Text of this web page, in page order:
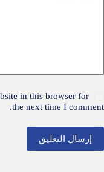
in this browser for
the next time I comment.
إرسال التعليق